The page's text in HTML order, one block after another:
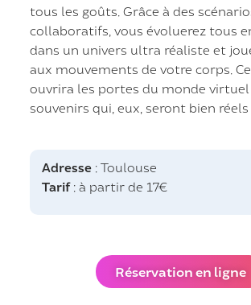
tous les goûts. Grâce à des
collaboratifs, vous évoluerez tous
dans un univers ultra réaliste et
aux mouvements de votre corps.
ouvrira les portes du monde
souvenirs qui, eux, seront bien réels
Adresse : Toulouse
Tarif: à partir de 17€
Réservation en ligne